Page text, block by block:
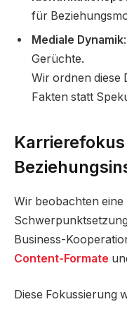
für
Mediale Dynamik
Gerüchte.
Wir ordnen diese
Fakten statt
Wir beobachten
Business-
Content-Formate
Diese Fokussierung